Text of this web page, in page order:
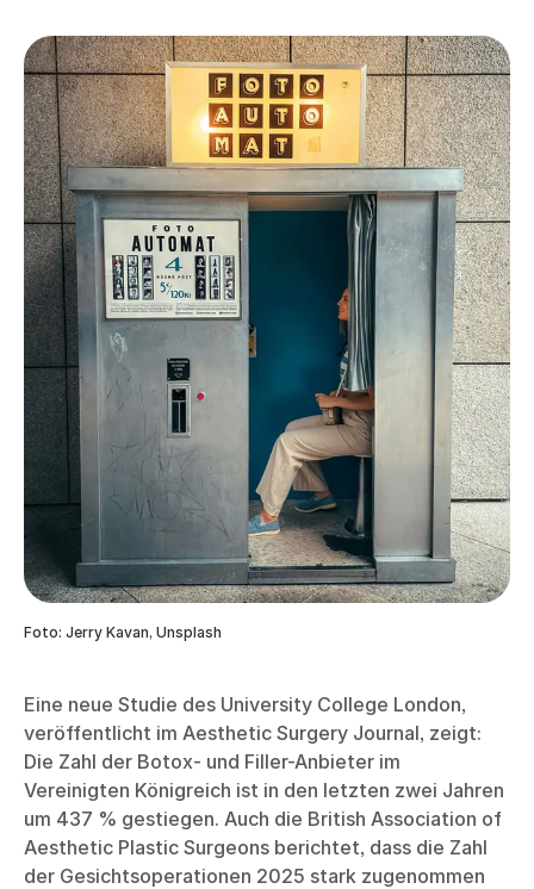
Foto: Jerry Kavan, Unsplash
Eine neue Studie des University College London,
veröffentlicht im Aesthetic Surgery Journal, zeigt:
Die Zahl der Botox- und Filler-Anbieter im
Vereinigten Königreich ist in den letzten zwei Jahren
um 437 % gestiegen. Auch die British Association of
Aesthetic Plastic Surgeons berichtet, dass die Zahl
der Gesichtsoperationen 2025 stark zugenommen